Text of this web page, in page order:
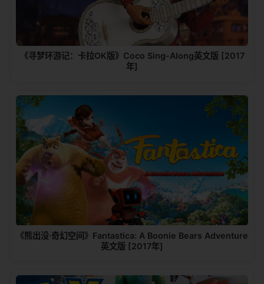
《寻梦环游记：卡拉OK版》Coco Sing-Along英文版 [2017
年]
《熊出没·奇幻空间》Fantastica: A Boonie Bears Adventure
英文版 [2017年]